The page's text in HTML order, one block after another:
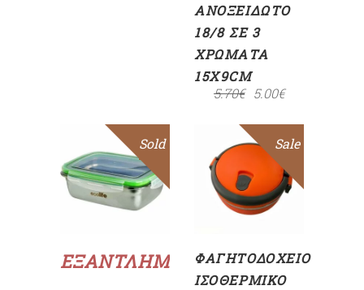
ΑΝΟΞΕΊΔΩΤΟ
18/8 ΣΕ 3
ΧΡΏΜΑΤΑ
15X9CM
5.70€ 5.00€
ΕΞΑΝΤΛΗΜΈΝΟ
Sold
Διαβάστε
Sale
ΠΡΟΣΘΉΚΗ
ΚΑΛΆΘΙ
ΦΑΓΗΤΟΔΟΧΕΊΟ
ΙΣΟΘΕΡΜΙΚΌ